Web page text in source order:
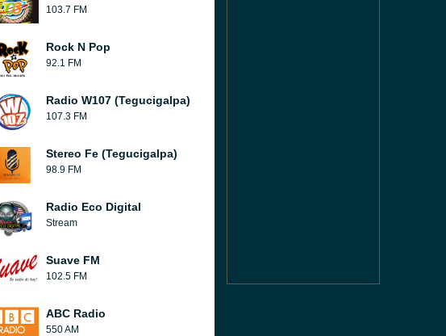
103.7 FM
Rock N Pop
92.1 FM
Radio W107 (Tegucigalpa)
107.3 FM
Stereo Fe (Tegucigalpa)
98.9 FM
Radio Eco Digital
Stream
Suave FM
102.5 FM
ABC Radio
550 AM